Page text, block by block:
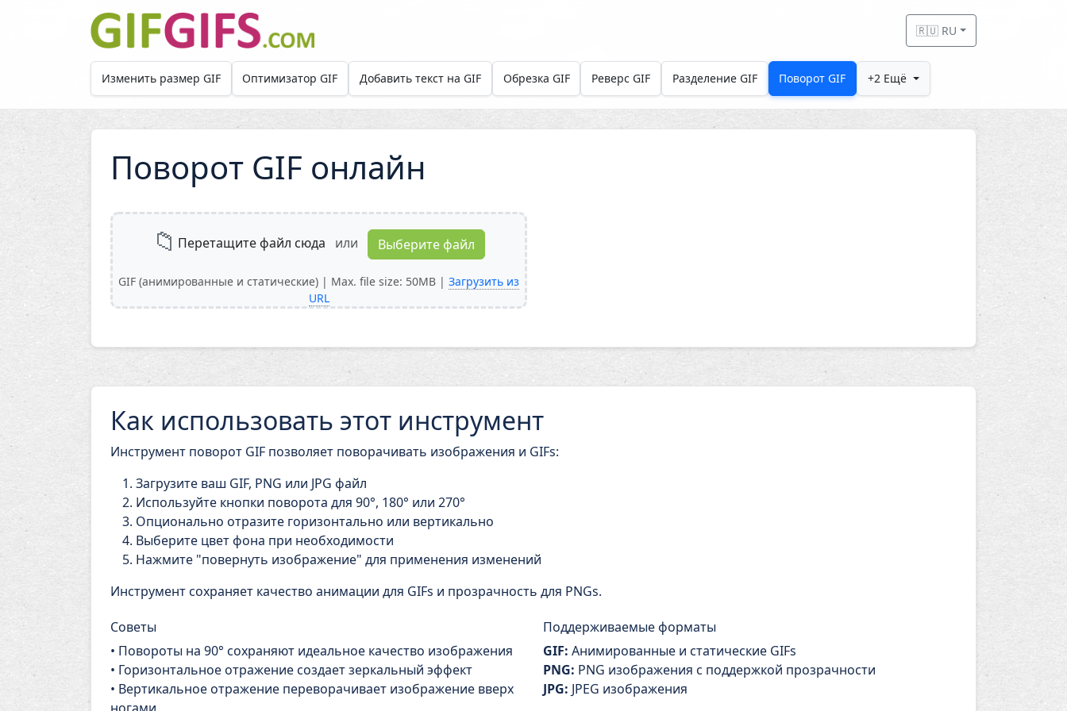
Skip to main content
🇷🇺 RU
Изменить размер GIF Оптимизатор GIF Добавить текст на GIF Обрезка GIF Реверс GIF Разделение GIF Поворот GIF +2 Ещё
Поворот GIF онлайн
📁 Перетащите файл сюда или Выберите файл
GIF (анимированные и статические) | Max. file size: 50MB | Загрузить из
URL
Как использовать этот инструмент
Инструмент поворот GIF позволяет поворачивать изображения и GIFs:
Загрузите ваш GIF, PNG или JPG файл
Используйте кнопки поворота для 90°, 180° или 270°
Опционально отразите горизонтально или вертикально
Выберите цвет фона при необходимости
Нажмите "повернуть изображение" для применения изменений
Инструмент сохраняет качество анимации для GIFs и прозрачность для PNGs.
Советы
• Повороты на 90° сохраняют идеальное качество изображения
• Горизонтальное отражение создает зеркальный эффект
• Вертикальное отражение переворачивает изображение вверх
Поддерживаемые форматы
GIF: Анимированные и статические GIFs
PNG: PNG изображения с поддержкой прозрачности
JPG: JPEG изображения